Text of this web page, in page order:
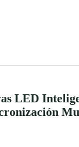
LED